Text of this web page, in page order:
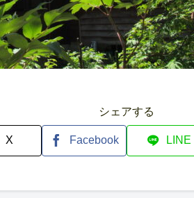
シェアする
X Facebook LINE